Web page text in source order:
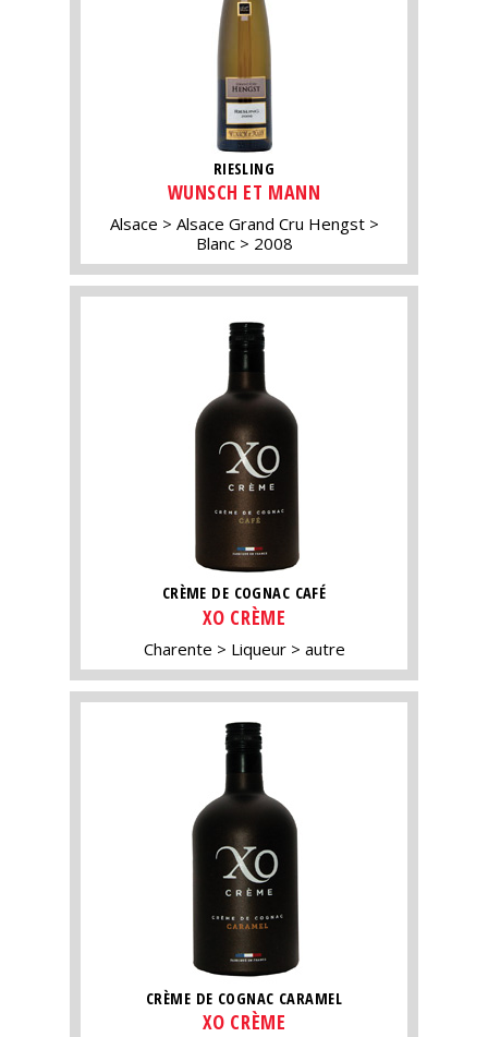
RIESLING
WUNSCH ET MANN
Alsace
Alsace Grand Cru Hengst
Blanc
2008
CRÈME DE COGNAC CAFÉ
XO CRÈME
Charente Liqueur autre
CRÈME DE COGNAC CARAMEL
XO CRÈME